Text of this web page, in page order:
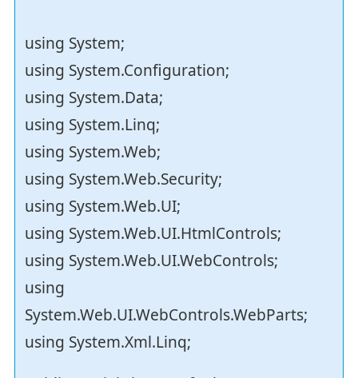
using System;
using System.Configuration;
using System.Data;
using System.Linq;
using System.Web;
using System.Web.Security;
using System.Web.UI;
using System.Web.UI.HtmlControls;
using System.Web.UI.WebControls;
using
System.Web.UI.WebControls.WebParts;
using System.Xml.Linq;